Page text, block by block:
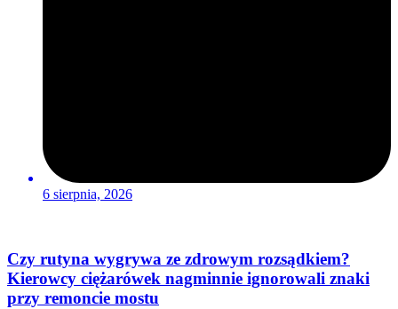
6 sierpnia, 2026
Czy rutyna wygrywa ze zdrowym rozsądkiem?
Kierowcy ciężarówek nagminnie ignorowali znaki
przy remoncie mostu